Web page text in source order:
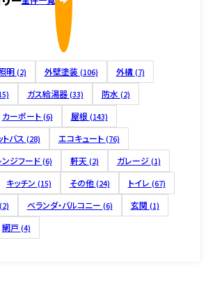
明 (2) 外壁塗装 (106) 外構 (7)
ガス給湯器 (33) 防水 (2)
カーポート (6) 屋根 (143)
バス (28) エコキュート (76)
ンジフード (6) 軒天 (2) ガレージ (1)
キッチン (15) その他 (24) トイレ (67)
(2) ベランダ・バルコニー (6) 玄関 (1)
網戸 (4)